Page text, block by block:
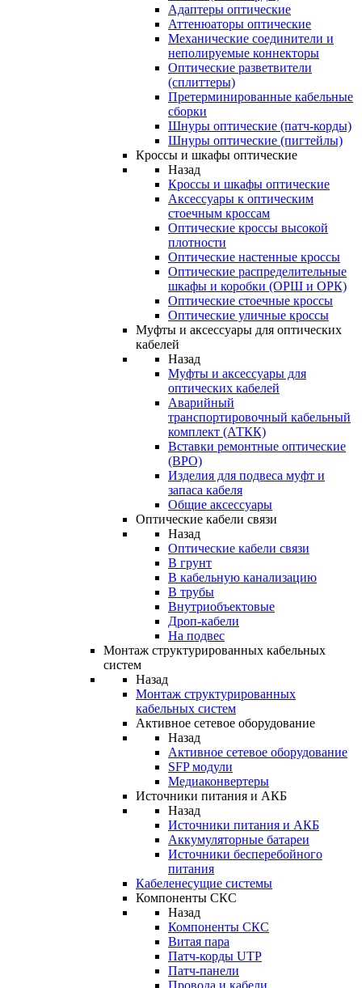
Адаптеры оптические
Аттенюаторы оптические
Механические соединители и
неполируемые коннекторы
Оптические разветвители
(сплиттеры)
Претерминированные кабельные
сборки
Шнуры оптические (патч-корды)
Шнуры оптические (пигтейлы)
Кроссы и шкафы оптические
Назад
Кроссы и шкафы оптические
Аксессуары к оптическим
стоечным кроссам
Оптические кроссы высокой
плотности
Оптические настенные кроссы
Оптические распределительные
шкафы и коробки (ОРШ и ОРК)
Оптические стоечные кроссы
Оптические уличные кроссы
Муфты и аксессуары для оптических
кабелей
Назад
Муфты и аксессуары для
оптических кабелей
Аварийный
транспортировочный кабельный
комплект (АТКК)
Вставки ремонтные оптические
(ВРО)
Изделия для подвеса муфт и
запаса кабеля
Общие аксессуары
Оптические кабели связи
Назад
Оптические кабели связи
В грунт
В кабельную канализацию
В трубы
Внутриобъектовые
Дроп-кабели
На подвес
Монтаж структурированных кабельных
систем
Назад
Монтаж структурированных
кабельных систем
Активное сетевое оборудование
Назад
Активное сетевое оборудование
SFP модули
Медиаконвертеры
Источники питания и АКБ
Назад
Источники питания и АКБ
Аккумуляторные батареи
Источники бесперебойного
питания
Кабеленесущие системы
Компоненты СКС
Назад
Компоненты СКС
Витая пара
Патч-корды UTP
Патч-панели
Провода и кабели